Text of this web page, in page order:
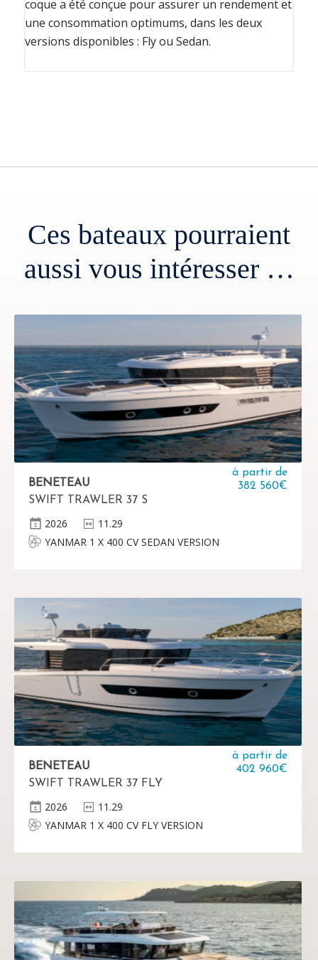
coque a été conçue pour assurer un rendement et
une consommation optimums, dans les deux
versions disponibles : Fly ou Sedan.
Ces bateaux pourraient
aussi vous intéresser …
BENETEAU
SWIFT TRAWLER 37 S
à partir de
382 560€
2026
11.29
YANMAR 1 X 400 CV SEDAN VERSION
BENETEAU
SWIFT TRAWLER 37 FLY
à partir de
402 960€
2026
11.29
YANMAR 1 X 400 CV FLY VERSION